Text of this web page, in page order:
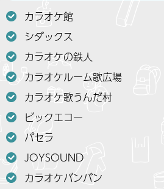
カラオケ館
シダックス
カラオケの鉄人
カラオケルーム歌広場
カラオケ歌うんだ村
ビックエコー
パセラ
JOYSOUND
カラオケバンバン